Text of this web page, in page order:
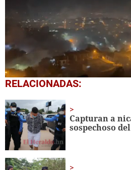
0
seconds
5
minutes,
3
seconds
RELACIONADAS:
Capturan a
sospechoso